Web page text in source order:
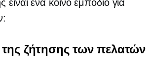
ένα κοινό εμπόδιο για
ζήτησης των πελατών